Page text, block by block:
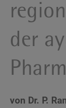
der
von Dr. P.